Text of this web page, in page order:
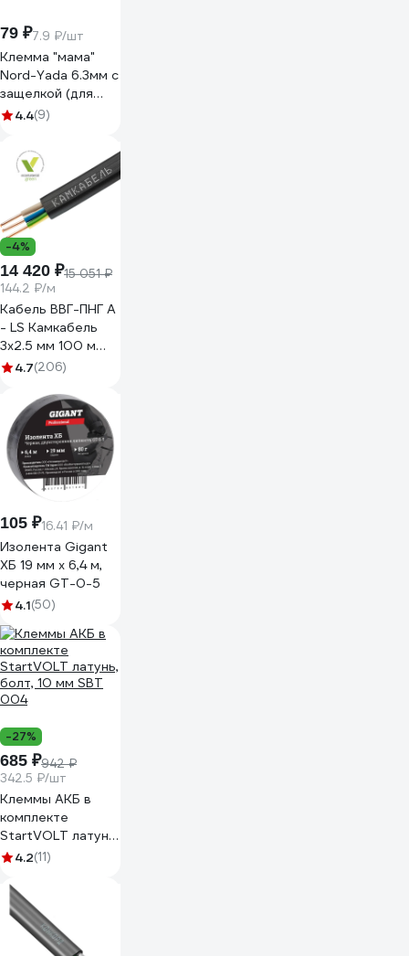
79 ₽7.9 ₽/шт
Клемма "мама"
Nord-Yada 6.3мм с
защелкой (для
разъемов) 1.5-
4.4(9)
-4%
14 420 ₽15 051 ₽
144.2 ₽/м
Кабель ВВГ-ПНГ А
- LS Камкабель
3x2.5 мм 100 м
ГОСТ
4.7(206)
105 ₽16.41 ₽/м
Изолента Gigant
ХБ 19 мм х 6,4 м,
черная GT-0-5
4.1(50)
-27%
685 ₽942 ₽
342.5 ₽/шт
Клеммы АКБ в
комплекте
StartVOLT латунь,
болт, 10 мм SBT
4.2(11)